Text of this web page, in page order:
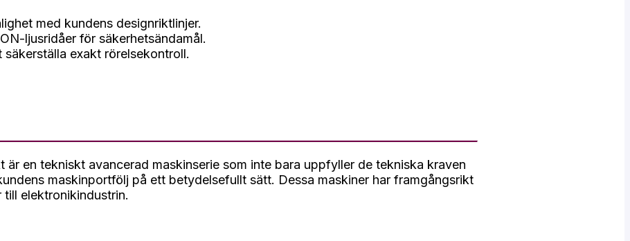
med kundens designriktlinjer.
ljusridåer för säkerhetsändamål.
exakt rörelsekontroll.
är en tekniskt avancerad maskinserie som inte bara uppfyller de tekniska kraven
maskinportfölj på ett betydelsefullt sätt. Dessa maskiner har framgångsrikt
elektronikindustrin.